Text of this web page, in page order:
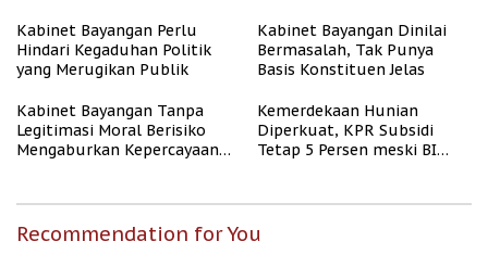
Kabinet Bayangan Perlu
Hindari Kegaduhan Politik
yang Merugikan Publik
Kabinet Bayangan Dinilai
Bermasalah, Tak Punya
Basis Konstituen Jelas
Kabinet Bayangan Tanpa
Legitimasi Moral Berisiko
Mengaburkan Kepercayaan
Kemerdekaan Hunian
Diperkuat, KPR Subsidi
Tetap 5 Persen meski BI
Recommendation for You